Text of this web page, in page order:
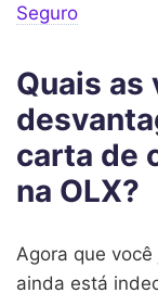
Seguro
Quais as
carta de
na OLX?
Agora que
ainda está